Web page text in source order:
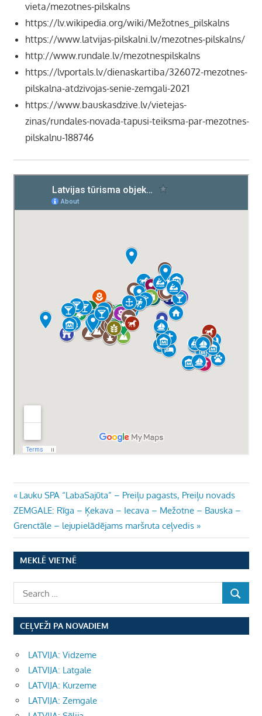
vieta/mezotnes-pilskalns
https://lv.wikipedia.org/wiki/Mežotnes_pilskalns
https://www.latvijas-pilskalni.lv/mezotnes-pilskalns/
http://www.rundale.lv/mezotnespilskalns
https://lvportals.lv/dienaskartiba/326072-mezotnes-
pilskalna-atdzivojas-senie-zemgali-2021
https://www.bauskasdzive.lv/vietejas-
zinas/rundales-novada-tapusi-teiksma-par-mezotnes-
pilskalnu-188746
Ziņu
izvēlne
Previous
Post:
Lauku SPA “LabaSajūta” – Preiļu pagasts, Preiļu novads
Next
Post:
ZEMGALE: Rīga – Ķekava – Iecava – Mežotne – Bauska –
Grenctāle – lejupielādējams maršruta ceļvedis
MEKLĒ VIETNĒ
CEĻVEŽI PA NOVADIEM
LATVIJA: Vidzeme
LATVIJA: Latgale
LATVIJA: Kurzeme
LATVIJA: Zemgale